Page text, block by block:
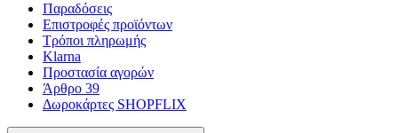
Παραδόσεις
Επιστροφές προϊόντων
Τρόποι πληρωμής
Klarna
Προστασία αγορών
Άρθρο 39
Δωροκάρτες SHOPFLIX